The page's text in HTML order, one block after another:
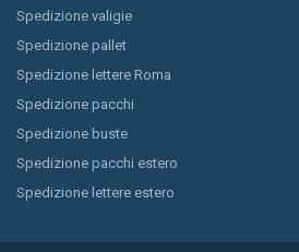
Spedizione valigie
Spedizione pallet
Spedizione lettere Roma
Spedizione pacchi
Spedizione buste
Spedizione pacchi estero
Spedizione lettere estero